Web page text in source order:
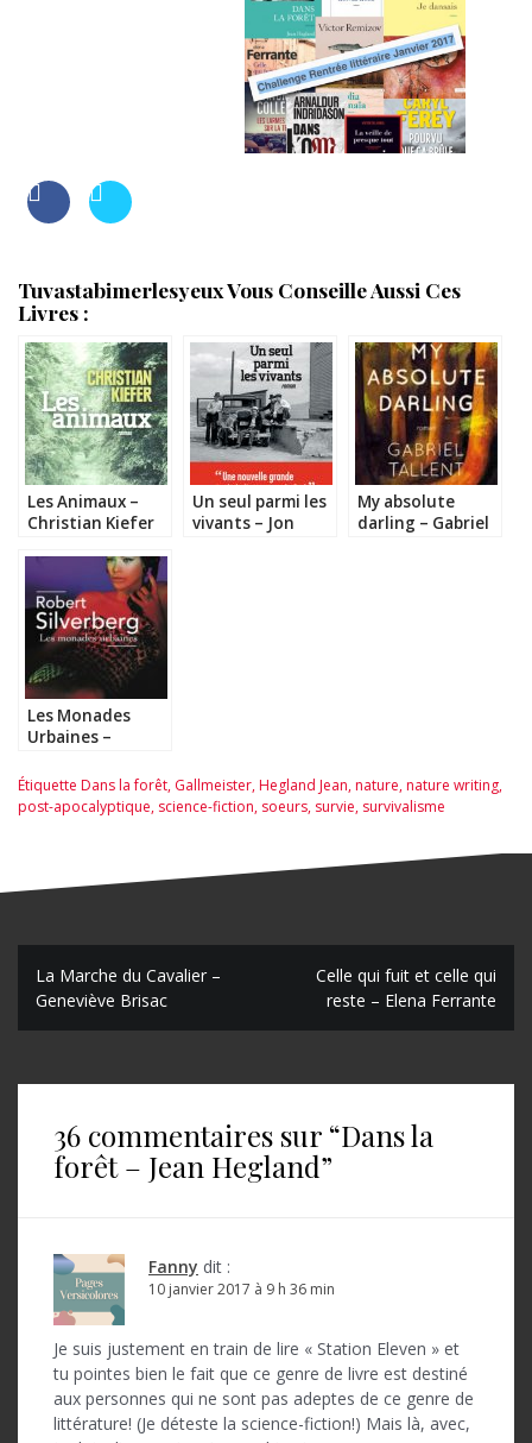
Tuvastabimerlesyeux Vous Conseille Aussi Ces
Livres :
Les Animaux –
Christian Kiefer
Un seul parmi les
vivants – Jon
My absolute
darling – Gabriel
Les Monades
Urbaines –
Étiquette Dans la forêt, Gallmeister,Hegland Jean,nature,nature writing,
post-apocalyptique, science-fiction, soeurs, survie, survivalisme
N
a
La Marche du Cavalier –
Geneviève Brisac
Celle qui fuit et celle qui
reste – Elena Ferrante
36 commentaires sur “Dans la
forêt – Jean Hegland”
Fanny dit :
10 janvier 2017 à 9 h 36 min
Je suis justement en train de lire « Station Eleven » et
tu pointes bien le fait que ce genre de livre est destiné
aux personnes qui ne sont pas adeptes de ce genre de
littérature! (Je déteste la science-fiction!) Mais là, avec,